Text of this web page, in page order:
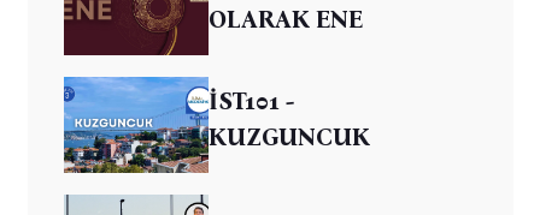
OLARAK ENE
İST101 -
KUZGUNCUK